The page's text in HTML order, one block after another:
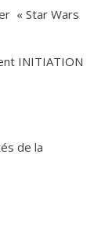
« Star Wars
INITIATION
de la